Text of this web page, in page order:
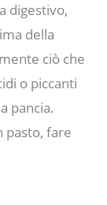
digestivo,
della
ciò che
o piccanti
pancia.
pasto, fare